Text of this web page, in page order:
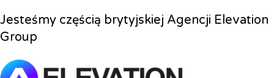
Jesteśmy częścią brytyjskiej Agencji Elevation
Group